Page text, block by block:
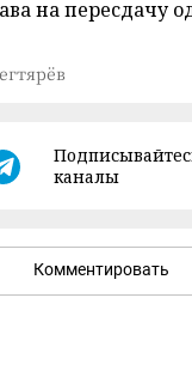
на пересдачу
каналы
Комментировать